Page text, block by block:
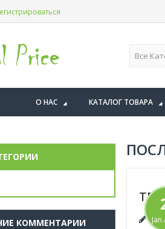
О НАС КАТАЛОГ ТОВАРА
КОММЕНТАРИИ Jan